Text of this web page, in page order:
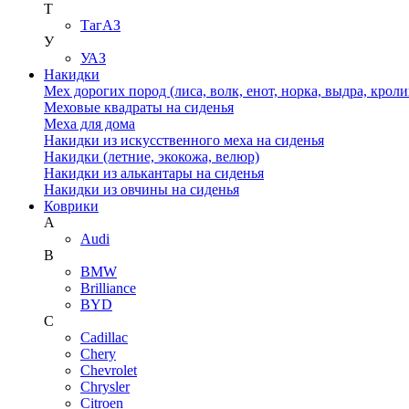
Т
ТагАЗ
У
УАЗ
Накидки
Мех дорогих пород (лиса, волк, енот, норка, выдра,
Меховые квадраты на сиденья
Меха для дома
Накидки из искусственного меха на сиденья
Накидки (летние, экокожа, велюр)
Накидки из алькантары на сиденья
Накидки из овчины на сиденья
Коврики
A
Audi
B
BMW
Brilliance
BYD
C
Cadillac
Chery
Chevrolet
Chrysler
Citroen